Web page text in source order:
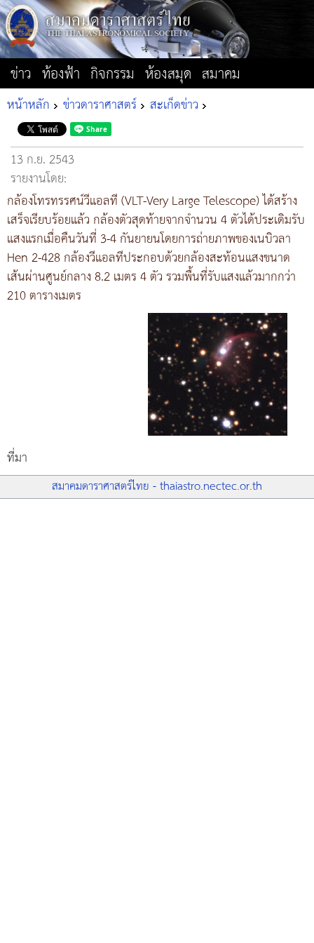
ข่าว ท้องฟ้า กิจกรรม ห้องสมุด สมาคม
หน้าหลัก ข่าวดาราศาสตร์ สะเก็ดข่าว
13 ก.ย. 2543
รายงานโดย:
กล้องโทรทรรศน์วีแอลที (VLT-Very Large Telescope) ได้สร้าง
เสร็จเรียบร้อยแล้ว กล้องตัวสุดท้ายจากจำนวน 4 ตัวได้ประเดิมรับ
แสงแรกเมื่อคืนวันที่ 3-4 กันยายนโดยการถ่ายภาพของเนบิวลา
Hen 2-428 กล้องวีแอลทีประกอบด้วยกล้องสะท้อนแสงขนาด
เส้นผ่านศูนย์กลาง 8.2 เมตร 4 ตัว รวมพื้นที่รับแสงแล้วมากกว่า
210 ตารางเมตร
ที่มา
สมาคมดาราศาสตร์ไทย - thaiastro.nectec.or.th